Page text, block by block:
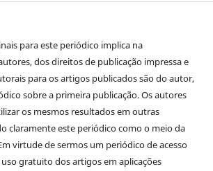
para este periódico implica na
dos direitos de publicação impressa e
para os artigos publicados são do autor,
sobre a primeira publicação. Os autores
os mesmos resultados em outras
claramente este periódico como o meio da
virtude de sermos um periódico de acesso
gratuito dos artigos em aplicações